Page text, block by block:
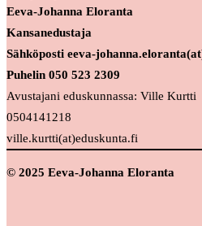
Eeva-Johanna Eloranta
Kansanedustaja
Sähköposti eeva-
Puhelin 050 523 2309
Avustajani eduskunnassa: Ville Kurtti
0504141218
ville.kurtti(at)eduskunta.fi
© 2025 Eeva-Johanna Eloranta